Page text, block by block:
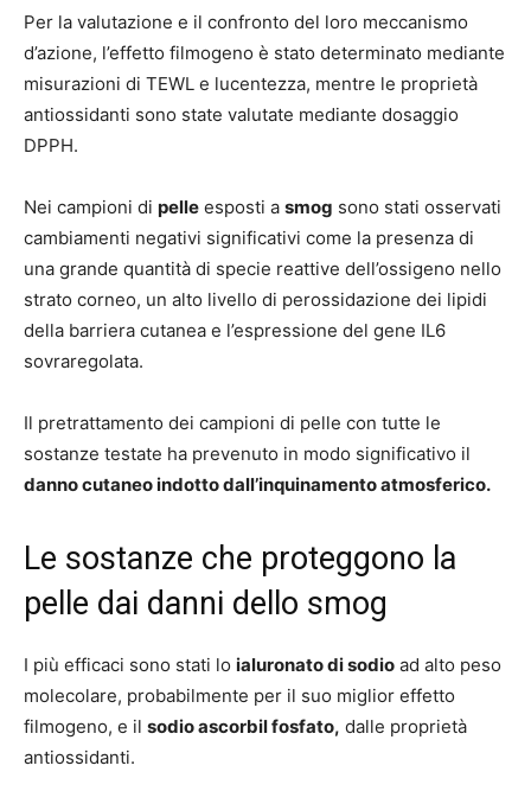
Per la valutazione e il confronto del loro meccanismo
d’azione, l’effetto filmogeno è stato determinato mediante
misurazioni di TEWL e lucentezza, mentre le proprietà
antiossidanti sono state valutate mediante dosaggio
DPPH.
Nei campioni di pelle esposti a smog sono stati osservati
cambiamenti negativi significativi come la presenza di
una grande quantità di specie reattive dell’ossigeno nello
strato corneo, un alto livello di perossidazione dei lipidi
della barriera cutanea e l’espressione del gene IL6
sovraregolata.
Il pretrattamento dei campioni di pelle con tutte le
sostanze testate ha prevenuto in modo significativo il
danno cutaneo indotto dall’inquinamento atmosferico.
Le sostanze che proteggono la
pelle dai danni dello smog
I più efficaci sono stati lo ialuronato di sodio ad alto peso
molecolare, probabilmente per il suo miglior effetto
filmogeno, e il sodio ascorbil fosfato, dalle proprietà
antiossidanti.